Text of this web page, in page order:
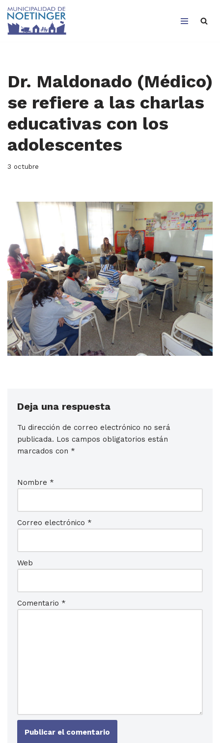
Saltar
Dr. Maldonado (Médico)
se refiere a las charlas
educativas con los
adolescentes
3 octubre
Deja una respuesta
Tu dirección de correo electrónico no será
publicada. Los campos obligatorios están
marcados con *
Nombre *
Correo electrónico *
Web
Comentario *